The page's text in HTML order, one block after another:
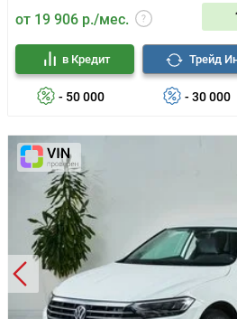
от 19 906 р./мес.
- 50 000
в Кредит
- 30 000
Трейд